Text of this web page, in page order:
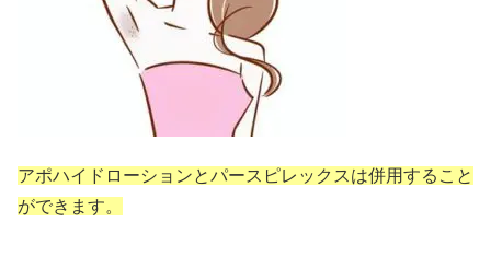
アポハイドローションとパースピレックスは併用すること
ができます。